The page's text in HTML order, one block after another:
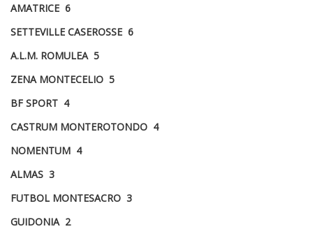
AMATRICE 6
SETTEVILLE CASEROSSE 6
A.L.M. ROMULEA 5
ZENA MONTECELIO 5
BF SPORT 4
CASTRUM MONTEROTONDO 4
NOMENTUM 4
ALMAS 3
FUTBOL MONTESACRO 3
GUIDONIA 2